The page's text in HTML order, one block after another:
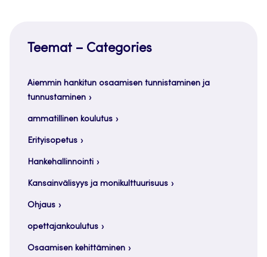
Teemat – Categories
Aiemmin hankitun osaamisen tunnistaminen ja
tunnustaminen
ammatillinen koulutus
Erityisopetus
Hankehallinnointi
Kansainvälisyys ja monikulttuurisuus
Ohjaus
opettajankoulutus
Osaamisen kehittäminen